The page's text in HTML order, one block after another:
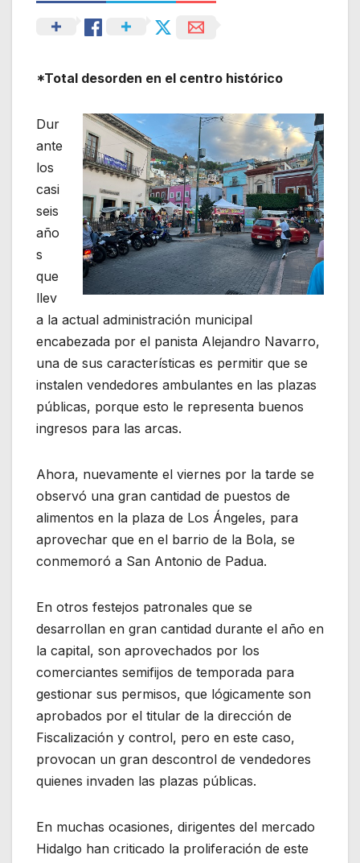
*Total desorden en el centro histórico
Dur
ante
los
casi
seis
año
s
que
llev
a la actual administración municipal
encabezada por el panista Alejandro Navarro,
una de sus características es permitir que se
instalen vendedores ambulantes en las plazas
públicas, porque esto le representa buenos
ingresos para las arcas.
Ahora, nuevamente el viernes por la tarde se
observó una gran cantidad de puestos de
alimentos en la plaza de Los Ángeles, para
aprovechar que en el barrio de la Bola, se
conmemoró a San Antonio de Padua.
En otros festejos patronales que se
desarrollan en gran cantidad durante el año en
la capital, son aprovechados por los
comerciantes semifijos de temporada para
gestionar sus permisos, que lógicamente son
aprobados por el titular de la dirección de
Fiscalización y control, pero en este caso,
provocan un gran descontrol de vendedores
quienes invaden las plazas públicas.
En muchas ocasiones, dirigentes del mercado
Hidalgo han criticado la proliferación de este